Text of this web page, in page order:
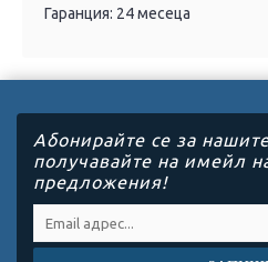
Гаранция: 24 месеца
Абонирайте се за
получавайте на имейл
предложения!